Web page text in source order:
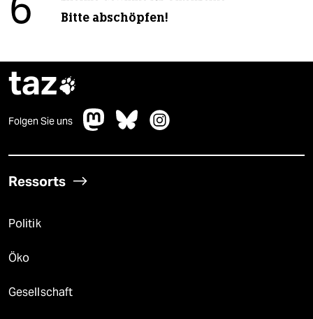
6 Bitte abschöpfen!
taz
Folgen Sie uns
Ressorts
Politik
Öko
Gesellschaft